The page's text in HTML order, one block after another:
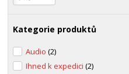
Kategorie produktů
Audio(2)
Ihned k expedici(2)